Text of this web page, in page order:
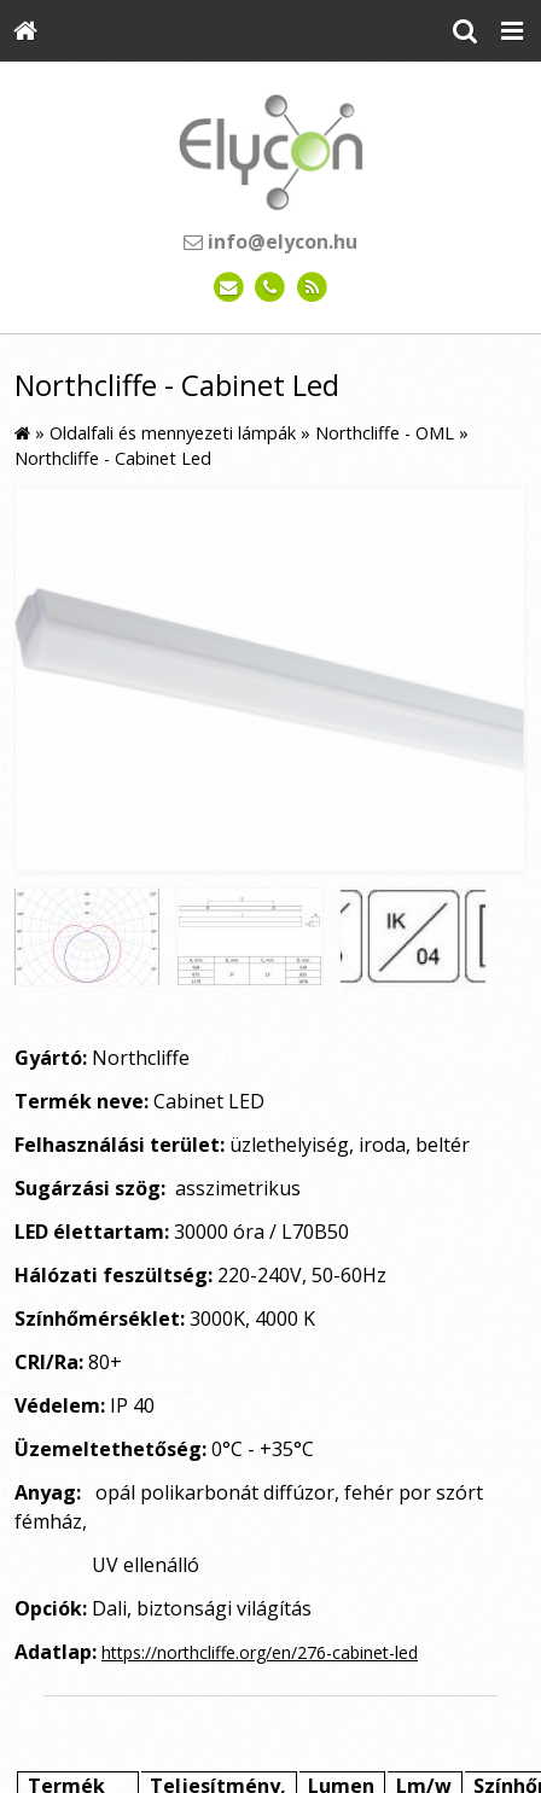
info@elycon.hu
Northcliffe - Cabinet Led
» Oldalfali és mennyezeti lámpák » Northcliffe - OML »
Northcliffe - Cabinet Led
Gyártó: Northcliffe
Termék neve:Cabinet LED
Felhasználási terület: üzlethelyiség, iroda, beltér
Sugárzási szög: asszimetrikus
LED élettartam:30000 óra / L70B50
Hálózati feszültség: 220-240V, 50-60Hz
Színhőmérséklet:3000K, 4000 K
CRI/Ra:80+
Védelem: IP 40
Üzemeltethetőség:0°C - +35°C
Anyag: opál polikarbonát diffúzor, fehér por szórt
fémház,
UV ellenálló
Opciók: Dali, biztonsági világítás
Adatlap: https://northcliffe.org/en/276-cabinet-led
Termék
Teljesítmény,
Lumen
Lm/w